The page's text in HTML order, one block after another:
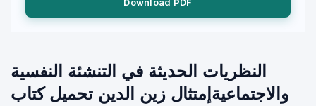
النظريات الحديثة في التنشئة النفسية
والاجتماعيةإمتثال زين الدين تحميل كتاب